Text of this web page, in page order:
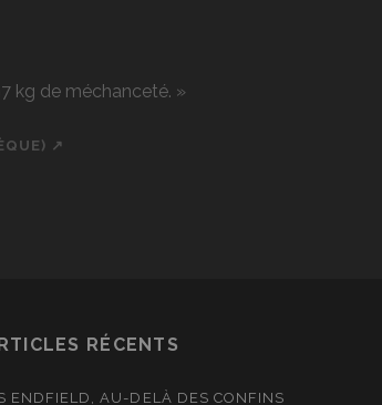
kg de méchanceté. »
↗
RÉCENTS
ENDFIELD, AU-DELÀ DES CONFINS